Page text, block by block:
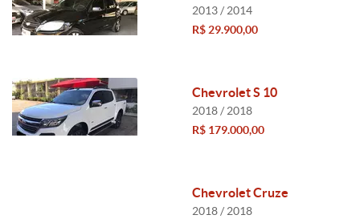
2013 / 2014
R$ 29.900,00
Chevrolet S 10
2018 / 2018
R$ 179.000,00
Chevrolet Cruze
2018 / 2018